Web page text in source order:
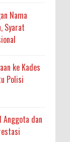
Nama
Syarat
ke Kades
Polisi
Anggota dan